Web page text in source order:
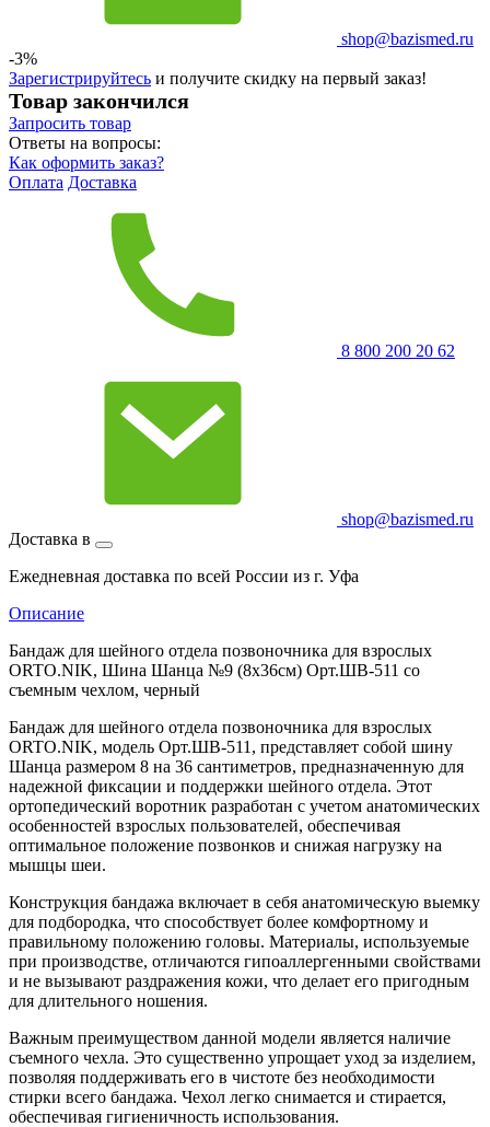
shop@bazismed.ru
-3%
Зарегистрируйтесь и получите скидку на первый заказ!
Товар закончился
Запросить товар
Ответы на вопросы:
Как оформить заказ?
Оплата Доставка
8 800 200 20 62
shop@bazismed.ru
Доставка в
Ежедневная доставка по всей России из г. Уфа
Описание
Бандаж для шейного отдела позвоночника для взрослых
ORTO.NIK, Шина Шанца №9 (8х36см) Орт.ШВ-511 со
съемным чехлом, черный
Бандаж для шейного отдела позвоночника для взрослых
ORTO.NIK, модель Орт.ШВ-511, представляет собой шину
Шанца размером 8 на 36 сантиметров, предназначенную для
надежной фиксации и поддержки шейного отдела. Этот
ортопедический воротник разработан с учетом анатомических
особенностей взрослых пользователей, обеспечивая
оптимальное положение позвонков и снижая нагрузку на
мышцы шеи.
Конструкция бандажа включает в себя анатомическую выемку
для подбородка, что способствует более комфортному и
правильному положению головы. Материалы, используемые
при производстве, отличаются гипоаллергенными свойствами
и не вызывают раздражения кожи, что делает его пригодным
для длительного ношения.
Важным преимуществом данной модели является наличие
съемного чехла. Это существенно упрощает уход за изделием,
позволяя поддерживать его в чистоте без необходимости
стирки всего бандажа. Чехол легко снимается и стирается,
обеспечивая гигиеничность использования.